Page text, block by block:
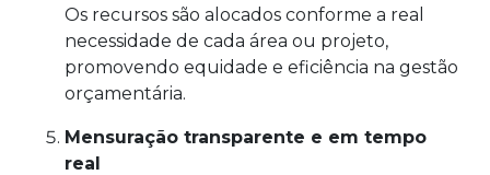
Os recursos são alocados conforme a real
necessidade de cada área ou projeto,
promovendo equidade e eficiência na gestão
orçamentária.
Mensuração transparente e em tempo
real